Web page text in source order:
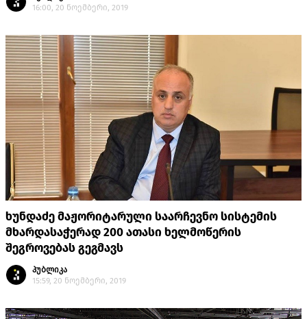
16:00, 20 ნოემბერი, 2019
ხუნდაძე მაჟორიტარული საარჩევნო სისტემის
მხარდასაჭერად 200 ათასი ხელმოწერის
შეგროვებას გეგმავს
პუბლიკა
15:59, 20 ნოემბერი, 2019